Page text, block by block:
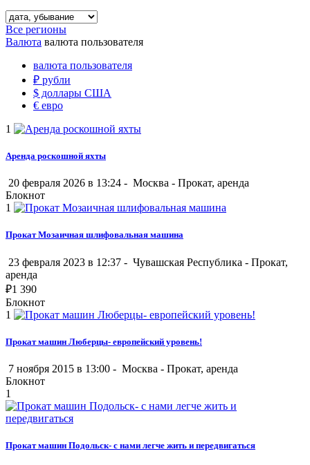
Все регионы
Валюта валюта пользователя
валюта пользователя
₽ рубли
$ доллары США
€ евро
1
Аренда роскошной яхты
20 февраля 2026 в 13:24 - Москва - Прокат, аренда
Блокнот
1
Прокат Мозаичная шлифовальная машина
23 февраля 2023 в 12:37 - Чувашская Республика - Прокат,
аренда
₽1 390
Блокнот
1
Прокат машин Люберцы- европейский уровень!
7 ноября 2015 в 13:00 - Москва - Прокат, аренда
Блокнот
1
Прокат машин Подольск- с нами легче жить и передвигаться